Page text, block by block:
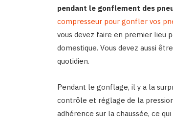
pendant le gonflement des
compresseur pour gonfler vos
vous devez faire en premier lieu
domestique. Vous devez aussi
quotidien.
Pendant le gonflage, il y a la
contrôle et réglage de la
adhérence sur la chaussée, ce